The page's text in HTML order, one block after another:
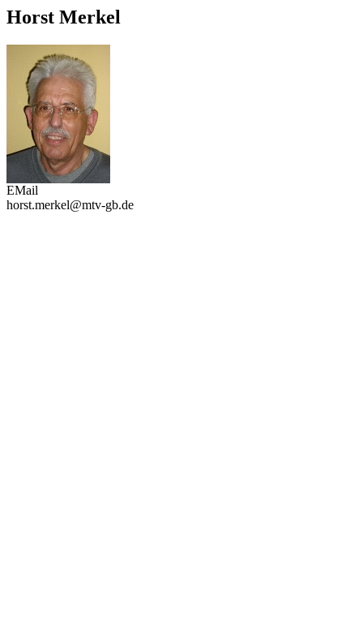
Horst Merkel
EMail
horst.merkel@mtv-gb.de